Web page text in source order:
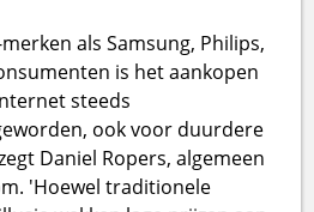
als Samsung, Philips,
is het aankopen
steeds
ook voor duurdere
Daniel Ropers, algemeen
'Hoewel traditionele